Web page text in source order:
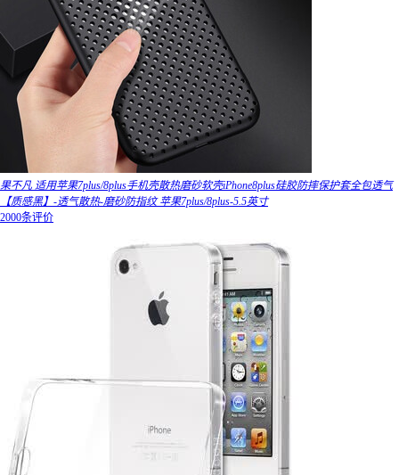
果不凡 适用苹果7plus/8plus手机壳散热磨砂软壳iPhone8plus硅胶防摔保护套全包透气
【质感黑】-透气散热-磨砂防指纹 苹果7plus/8plus-5.5英寸
2000条评价